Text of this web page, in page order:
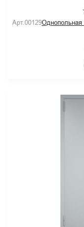
Арт.00129Однопольная